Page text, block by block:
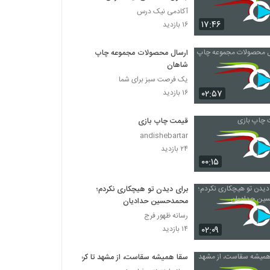
۱۷:۴۶
آکادمی نیک درس
۱۶ بازدید
۰۲:۵۷
ارسال محصولات مجموعه چاپ
شاهان
یک فرصت سبز برای شما
۱۶ بازدید
۰۰:۱۵
قیمت چاپ بازی
andishebartar
۲۴ بازدید
۰۲:۰۹
برای دیدن تو هیچکاری نکردم؛
محمدحسین حدادیان
رسانه ظهور فرج
۱۴ بازدید
سقا همیشه سقاست، از مشهد تا کربلا